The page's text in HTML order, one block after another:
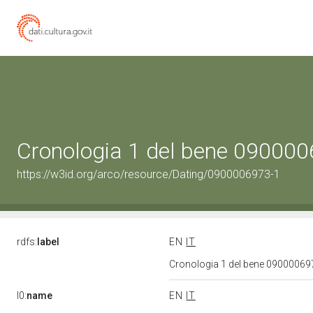
Cronologia 1 del bene
https://w3id.org/arco/resource/Dating/0900006973-1
rdfs: label EN
IT
Cronologia 1 del bene
l0:name EN
IT